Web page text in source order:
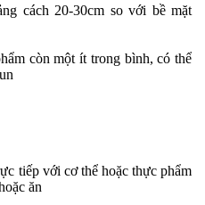
cách 20-30cm so với bề mặt
còn một ít trong bình, có thể
tiếp với cơ thể hoặc thực phẩm
ăn